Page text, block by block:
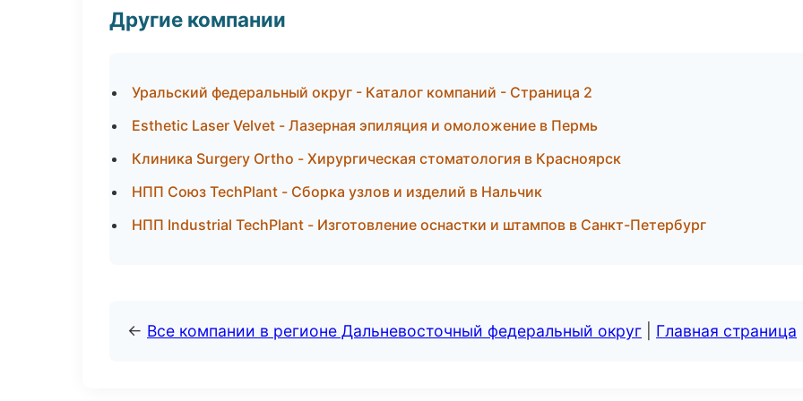
Другие компании
Уральский федеральный округ - Каталог компаний - Страница 2
Esthetic Laser Velvet - Лазерная эпиляция и омоложение в Пермь
Клиника Surgery Ortho - Хирургическая стоматология в Красноярск
НПП Союз TechPlant - Сборка узлов и изделий в Нальчик
НПП Industrial TechPlant - Изготовление оснастки и штампов в Санкт-Петербург
← Все компании в регионе Дальневосточный федеральный округ Главная страница